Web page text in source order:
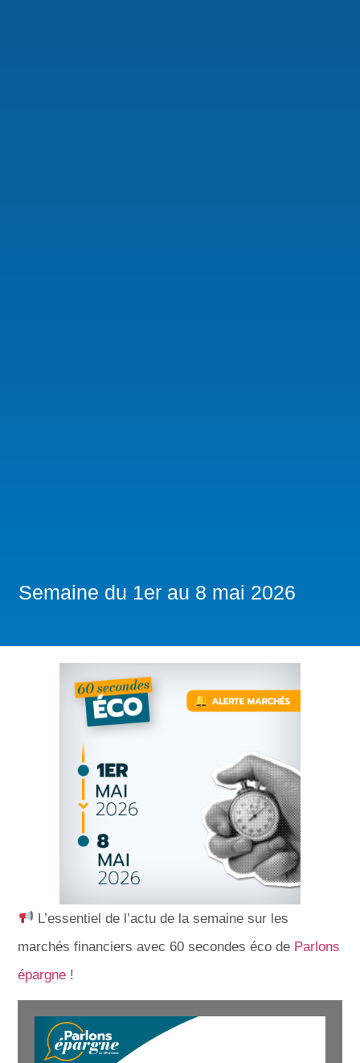
Semaine du 1er au 8 mai 2026
L’essentiel de l’actu de la semaine sur les
marchés financiers avec 60 secondes éco de Parlons
épargne !